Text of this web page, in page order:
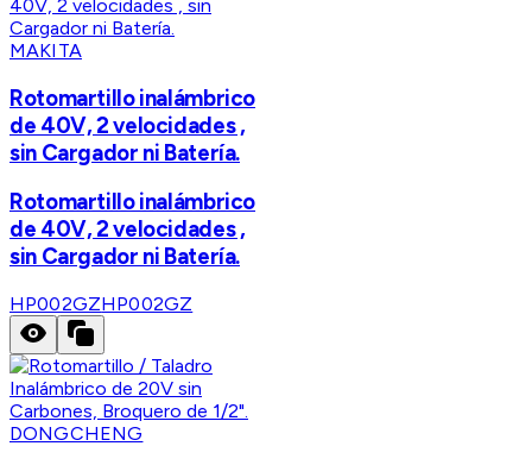
MAKITA
Rotomartillo inalámbrico
de 40V, 2 velocidades ,
sin Cargador ni Batería.
Rotomartillo inalámbrico
de 40V, 2 velocidades ,
sin Cargador ni Batería.
HP002GZHP002GZ
DONGCHENG